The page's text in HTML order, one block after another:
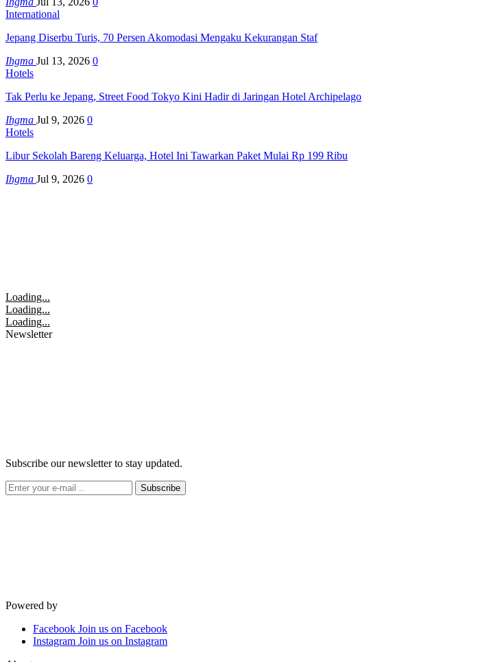
International
Jepang Diserbu Turis, 70 Persen Akomodasi Mengaku Kekurangan Staf
Ihgma Jul 13, 2026 0
Hotels
Tak Perlu ke Jepang, Street Food Tokyo Kini Hadir di Jaringan Hotel Archipelago
Ihgma Jul 9, 2026 0
Hotels
Libur Sekolah Bareng Keluarga, Hotel Ini Tawarkan Paket Mulai Rp 199 Ribu
Ihgma Jul 9, 2026 0
Loading...
Loading...
Loading...
Newsletter
Subscribe our newsletter to stay updated.
Subscribe
Powered by
Facebook Join us on Facebook
Instagram Join us on Instagram